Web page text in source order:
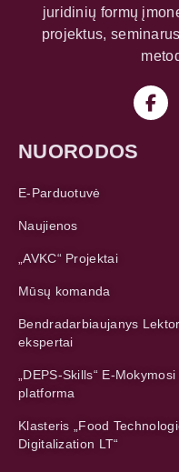
juridinių formų
projektus,
NUORODOS
E-Parduotuvė
Naujienos
„AVKC“ Projektai
Mūsų komanda
Bendradarbiaujanys
ekspertai
„DEPS-Skills“ E-Mokymosi
platforma
Klasteris „Food
Digitalization LT“